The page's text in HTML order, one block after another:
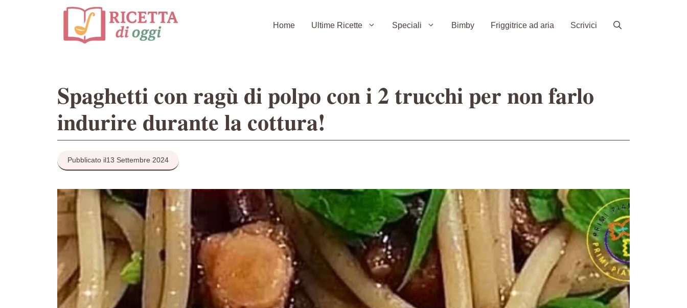
Home Ultime Ricette Speciali Bimby Friggitrice ad aria Scrivici
Spaghetti con ragù di polpo con i 2 trucchi per non farlo
indurire durante la cottura!
Pubblicato il13 Settembre 2024